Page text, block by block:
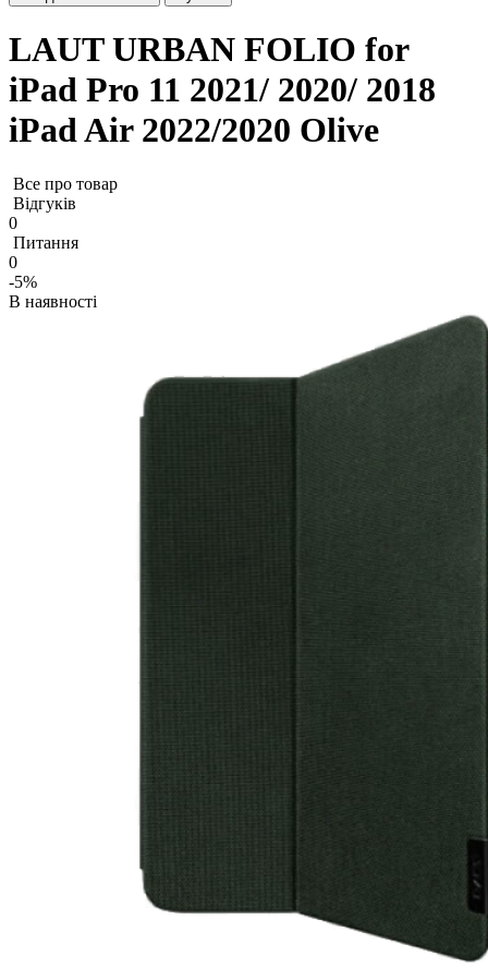
LAUT URBAN FOLIO for
iPad Pro 11 2021/ 2020/ 2018
iPad Air 2022/2020 Olive
Все про товар
Відгуків
0
Питання
0
-5%
В наявності